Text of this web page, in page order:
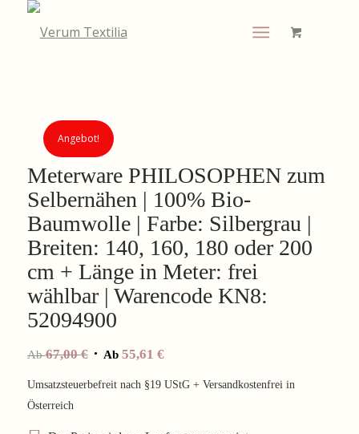
Angebot!
Meterware PHILOSOPHEN zum
Selbernähen | 100% Bio-
Baumwolle | Farbe: Silbergrau |
Breiten: 140, 160, 180 oder 200
cm + Länge in Meter: frei
wählbar | Warencode KN8:
52094900
Ab67,00€ Ab 55,61 €
Umsatzsteuerbefreit nach §19 UStG + Versandkostenfrei in
Österreich